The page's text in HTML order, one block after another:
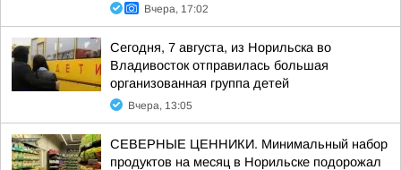
Вчера, 17:02
Сегодня, 7 августа, из Норильска во
Владивосток отправилась большая
организованная группа детей
Вчера, 13:05
СЕВЕРНЫЕ ЦЕННИКИ. Минимальный набор
продуктов на месяц в Норильске подорожал